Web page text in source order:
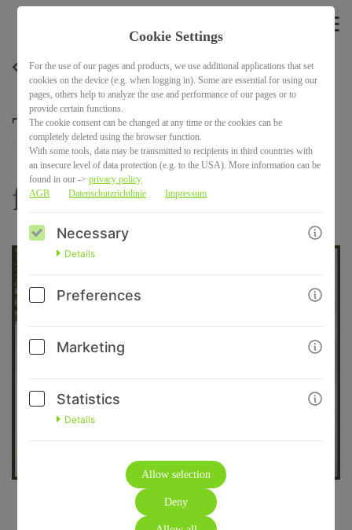
BACK
Transportbox-Training
für Katzen
99,00€
Cookie Settings
For the use of our pages and products, we use additional applications that set
cookies on the device (e.g. when logging in). Some are essential for using our
pages, others help to analyze the use and performance of our pages or to
provide certain functions.
The cookie consent can be changed at any time or the cookies can be
completely deleted using the browser function.
With some tools, data may be transmitted to recipients in third countries with
an insecure level of data protection (e.g. to the USA). More information can be
found in our ->privacy policy
AGB
Datenschutzrichtlinie Impressum
Necessary
Details
Preferences
Marketing
Statistics
Details
Allow selection
Deny